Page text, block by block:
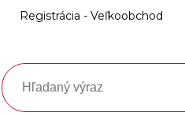
Registrácia - Veľkoobchod